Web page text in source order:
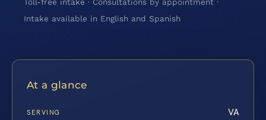
Intake available in English and Spanish
At a glance
SERVING VA